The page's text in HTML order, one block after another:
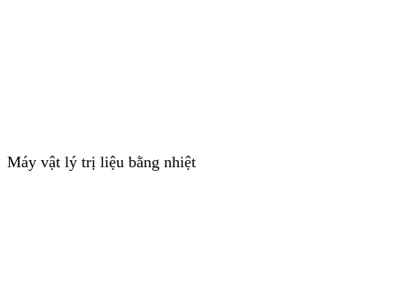
Máy vật lý trị liệu bằng nhiệt